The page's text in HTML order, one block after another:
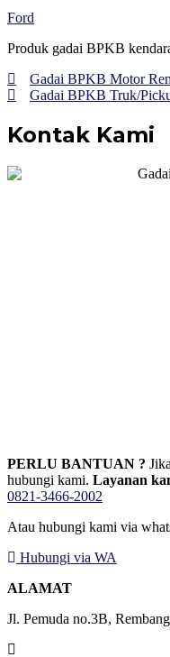
Ford
Produk gadai BPKB
Gadai BPKB Motor
Gadai BPKB Truk/
Kontak Kami
PERLU BANTUAN ?
hubungi kami. Layanan
0821-3466-2002
Atau hubungi kami via
Hubungi via WA
ALAMAT
Jl. Pemuda no.3B, Rembang